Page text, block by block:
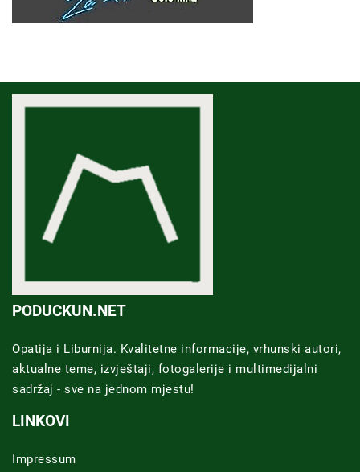
PODUCKUN.NET
Opatija i Liburnija. Kvalitetne informacije, vrhunski autori,
aktualne teme, izvještaji, fotogalerije i multimedijalni
sadržaj - sve na jednom mjestu!
LINKOVI
Impressum